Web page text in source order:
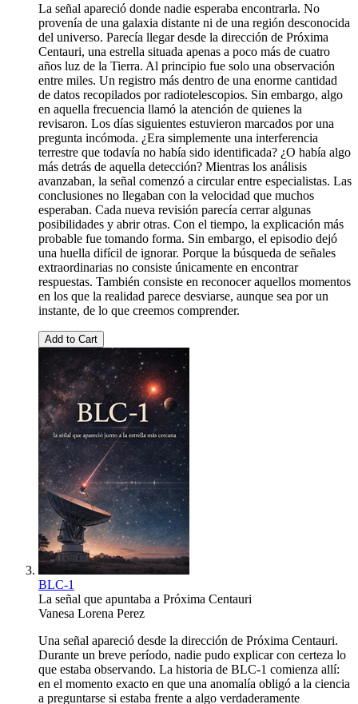
La señal apareció donde nadie esperaba encontrarla. No
provenía de una galaxia distante ni de una región desconocida
del universo. Parecía llegar desde la dirección de Próxima
Centauri, una estrella situada apenas a poco más de cuatro
años luz de la Tierra. Al principio fue solo una observación
entre miles. Un registro más dentro de una enorme cantidad
de datos recopilados por radiotelescopios. Sin embargo, algo
en aquella frecuencia llamó la atención de quienes la
revisaron. Los días siguientes estuvieron marcados por una
pregunta incómoda. ¿Era simplemente una interferencia
terrestre que todavía no había sido identificada? ¿O había algo
más detrás de aquella detección? Mientras los análisis
avanzaban, la señal comenzó a circular entre especialistas. Las
conclusiones no llegaban con la velocidad que muchos
esperaban. Cada nueva revisión parecía cerrar algunas
posibilidades y abrir otras. Con el tiempo, la explicación más
probable fue tomando forma. Sin embargo, el episodio dejó
una huella difícil de ignorar. Porque la búsqueda de señales
extraordinarias no consiste únicamente en encontrar
respuestas. También consiste en reconocer aquellos momentos
en los que la realidad parece desviarse, aunque sea por un
instante, de lo que creemos comprender.
Add to Cart
BLC-1
La señal que apuntaba a Próxima Centauri
Vanesa Lorena Perez
Una señal apareció desde la dirección de Próxima Centauri.
Durante un breve período, nadie pudo explicar con certeza lo
que estaba observando. La historia de BLC-1 comienza allí:
en el momento exacto en que una anomalía obligó a la ciencia
a preguntarse si estaba frente a algo verdaderamente